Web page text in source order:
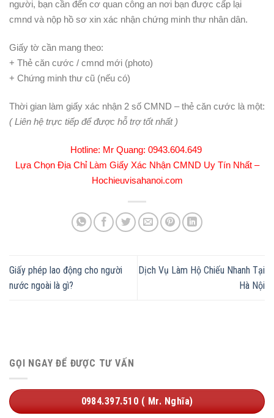
người, bạn cần đến cơ quan công an nơi bạn được cấp lại
cmnd và nộp hồ sơ xin xác nhận chứng minh thư nhân dân.
Giấy tờ cần mang theo:
+ Thẻ căn cước / cmnd mới (photo)
+ Chứng minh thư cũ (nếu có)
Thời gian làm giấy xác nhận 2 số CMND – thẻ căn cước là một:
( Liên hệ trực tiếp để được hỗ trợ tốt nhất )
Hotline: Mr Quang: 0943.604.649
Lựa Chọn Địa Chỉ Làm Giấy Xác Nhận CMND Uy Tín Nhất –
Hochieuvisahanoi.com
Giấy phép lao động cho người
nước ngoài là gì?
Dịch Vụ Làm Hộ Chiếu Nhanh Tại
Hà Nội
GỌI NGAY ĐỂ ĐƯỢC TƯ VẤN
0984.397.510 ( Mr. Nghĩa)